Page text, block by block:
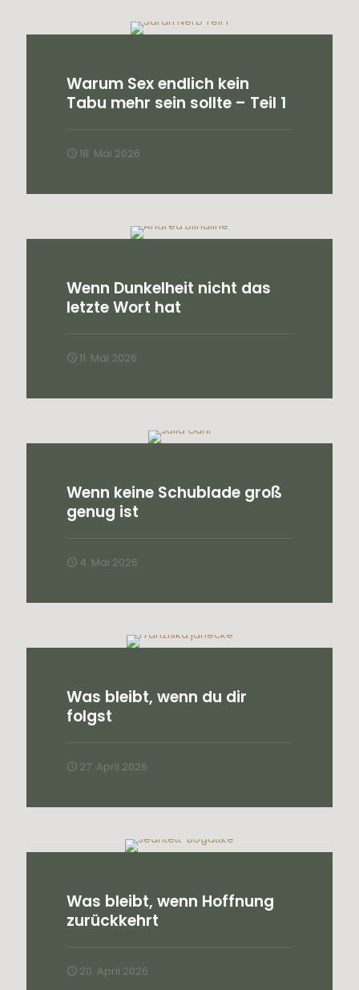
Warum Sex endlich kein
Tabu mehr sein sollte – Teil 1
18. Mai 2026
Wenn Dunkelheit nicht das
letzte Wort hat
11. Mai 2026
Wenn keine Schublade groß
genug ist
4. Mai 2026
Was bleibt, wenn du dir
folgst
27. April 2026
Was bleibt, wenn Hoffnung
zurückkehrt
20. April 2026